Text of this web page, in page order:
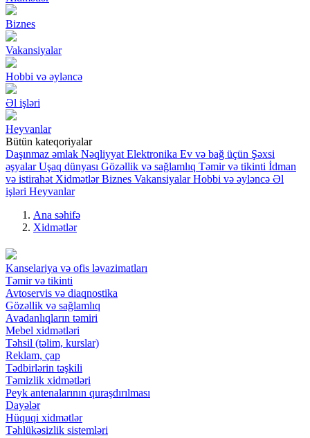
Biznes
Vakansiyalar
Hobbi və əyləncə
Əl işləri
Heyvanlar
Bütün kateqoriyalar
Daşınmaz əmlak Nəqliyyat Elektronika Ev və bağ üçün Şəxsi
əşyalar Uşaq dünyası Gözəllik və sağlamlıq Təmir və tikinti İdman
və istirahət Xidmətlər Biznes Vakansiyalar Hobbi və əyləncə Əl
işləri Heyvanlar
Ana səhifə
Xidmətlər
Kanselariya və ofis ləvazimatları
Təmir və tikinti
Avtoservis və diaqnostika
Gözəllik və sağlamlıq
Avadanlıqların təmiri
Mebel xidmətləri
Təhsil (təlim, kurslar)
Reklam, çap
Tədbirlərin təşkili
Təmizlik xidmətləri
Peyk antenalarının quraşdırılması
Dayələr
Hüquqi xidmətlər
Təhlükəsizlik sistemləri